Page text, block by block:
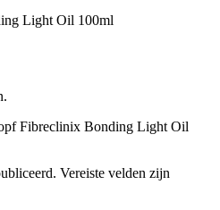
Light Oil 100ml
Fibreclinix Bonding Light Oil
Vereiste velden zijn